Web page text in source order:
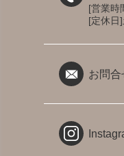
[営業時
[定休日
お問合